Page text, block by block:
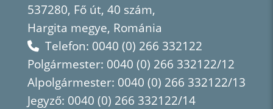
537280, Fő út, 40 szám,
Hargita megye, Románia
Telefon: 0040 (0) 266 332122
Polgármester: 0040 (0) 266 332122/12
Alpolgármester: 0040 (0) 266 332122/13
Jegyző: 0040 (0) 266 332122/14